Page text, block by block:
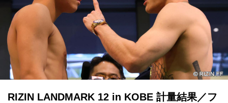
RIZIN LANDMARK 12 in KOBE 計量結果／フ